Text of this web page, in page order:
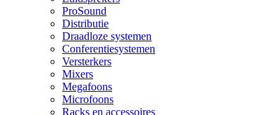
ProSound
Distributie
Draadloze systemen
Conferentiesystemen
Versterkers
Mixers
Megafoons
Microfoons
Racks en accessoires